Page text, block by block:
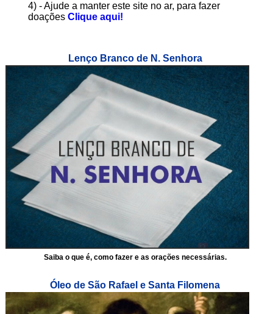
4) - Ajude a manter este site no ar, para fazer
doações Clique aqui!
Lenço Branco de N. Senhora
Saiba o que é, como fazer e as orações necessárias.
Óleo de São Rafael e Santa Filomena